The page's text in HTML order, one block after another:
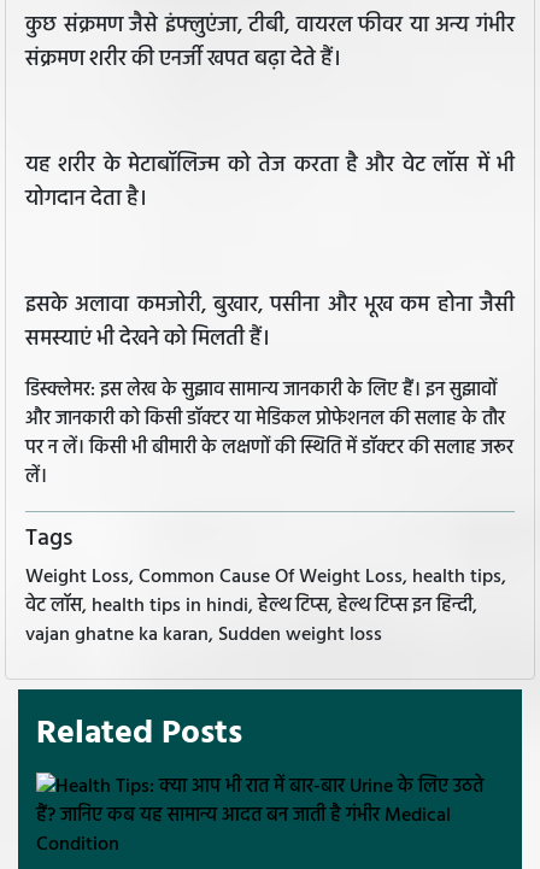
कुछ संक्रमण जैसे इंफ्लुएंजा, टीबी, वायरल फीवर या अन्य गंभीर
संक्रमण शरीर की एनर्जी खपत बढ़ा देते हैं।
यह शरीर के मेटाबॉलिज्म को तेज करता है और वेट लॉस में भी
योगदान देता है।
इसके अलावा कमजोरी, बुखार, पसीना और भूख कम होना जैसी
समस्याएं भी देखने को मिलती हैं।
डिस्क्लेमर: इस लेख के सुझाव सामान्य जानकारी के लिए हैं। इन सुझावों
और जानकारी को किसी डॉक्टर या मेडिकल प्रोफेशनल की सलाह के तौर
पर न लें। किसी भी बीमारी के लक्षणों की स्थिति में डॉक्टर की सलाह जरूर
लें।
Tags
Weight Loss, Common Cause Of Weight Loss, health tips,
वेट लॉस, health tips in hindi, हेल्थ टिप्स, हेल्थ टिप्स इन हिन्दी,
vajan ghatne ka karan, Sudden weight loss
Related Posts